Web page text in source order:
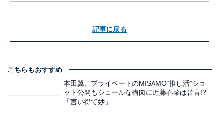
記事に戻る
こちらもおすすめ
本田翼、プライベートのMISAMO“推し活”ショ
ット公開もシュールな構図に近藤春菜は苦言!?
「言い得て妙」